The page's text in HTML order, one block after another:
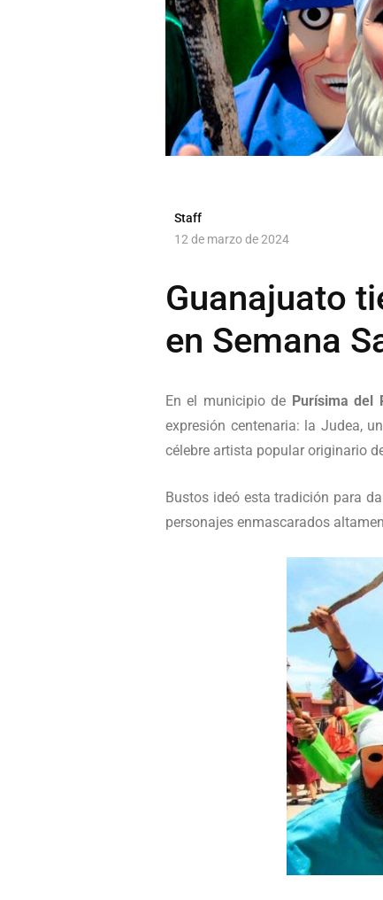
Staff
12 de marzo de 2024
Guanajuato
en Semana
En el municipio de Purísima del
expresión centenaria: la Judea,
célebre artista popular originario
Bustos ideó esta tradición para
personajes enmascarados